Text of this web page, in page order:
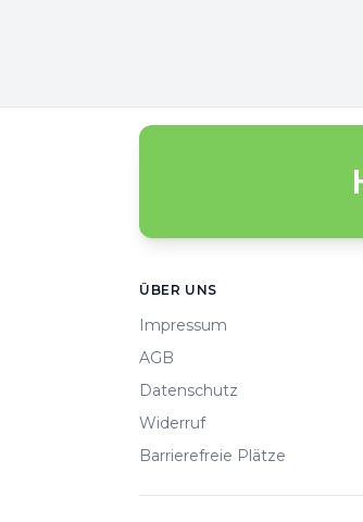
ÜBER UNS
Impressum
AGB
Datenschutz
Widerruf
Barrierefreie Plätze